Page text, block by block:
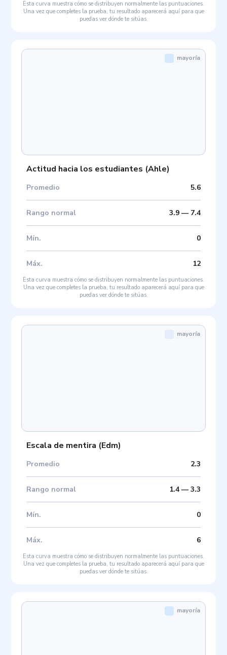
Esta curva muestra cómo se distribuyen normalmente las puntuaciones.
Una vez que completes la prueba, tu resultado aparecerá aquí para que
puedas ver dónde te sitúas.
Actitud hacia los estudiantes (Ahle)
Promedio 5.6
Rango normal 3.9— 7.4
Mín. 0
Máx. 12
mayoría
Esta curva muestra cómo se distribuyen normalmente las puntuaciones.
Una vez que completes la prueba, tu resultado aparecerá aquí para que
puedas ver dónde te sitúas.
Escala de mentira (Edm)
Promedio 2.3
Rango normal 1.4— 3.3
Mín. 0
Máx. 6
mayoría
Esta curva muestra cómo se distribuyen normalmente las puntuaciones.
Una vez que completes la prueba, tu resultado aparecerá aquí para que
puedas ver dónde te sitúas.
mayoría